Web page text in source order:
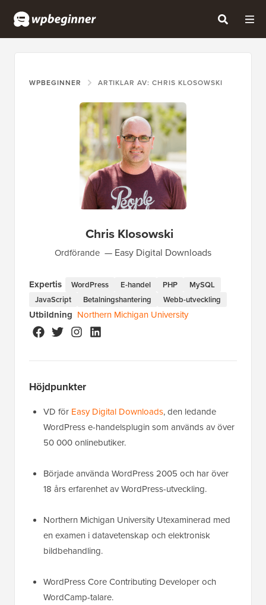
WPBEGINNER ARTIKLAR AV: CHRIS KLOSOWSKI
Chris Klosowski
Ordförande Easy Digital Downloads
Expertis WordPress E-handel PHP
MySQL
JavaScript
Betalningshantering Webb-utveckling
Utbildning Northern Michigan University
Höjdpunkter
VD för Easy Digital Downloads, den ledande
WordPress e-handelsplugin som används av över
50 000 onlinebutiker.
Började använda WordPress 2005 och har över
18 års erfarenhet av WordPress-utveckling.
Northern Michigan University Utexaminerad med
en examen i datavetenskap och elektronisk
bildbehandling.
WordPress Core Contributing Developer och
WordCamp-talare.